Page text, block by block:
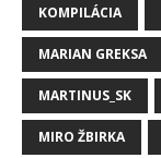
KOMPILÁCIA
MARIAN GREKSA
MARTINUS_SK
MIRO ŽBIRKA